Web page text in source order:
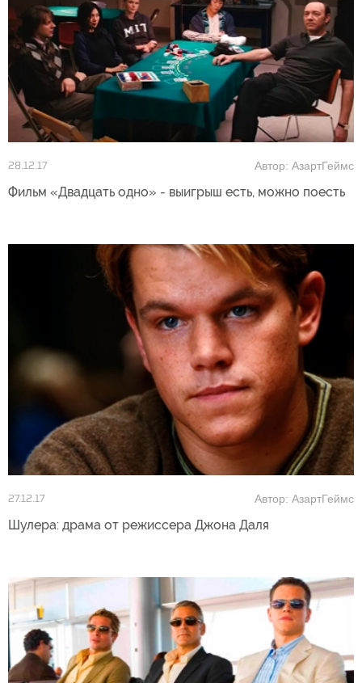
28.12.17 Автор: АзартГеймс
Фильм «Двадцать одно» - выигрыш есть, можно поесть
27.12.17 Автор: АзартГеймс
Шулера: драма от режиссера Джона Даля